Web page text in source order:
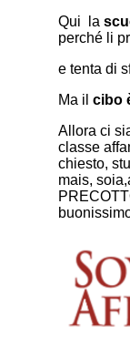
Qui la
perché li
e tenta di
Ma il cibo
Allora ci
classe
chiesto,
mais,